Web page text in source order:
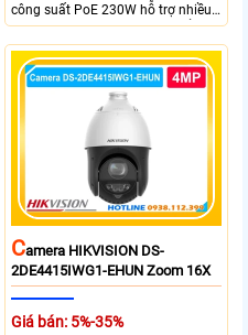
công suất PoE 230W hỗ trợ nhiều
thiết bị cùng lúc. Tốc độ chuyển
mạch 68Gbps đảm bảo hiệu suất
cao ổn định. Hỗ trợ truyền PoE xa
lên đến 300m cho hệ thống
CAmera HIKVISION DS-
2DE4415IWG1-EHUN Zoom 16X
Giá bán: 5%-35%